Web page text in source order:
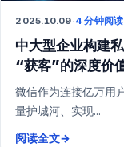
2025.10.09·4 分钟阅读
中大型企业构建
“获客”的深度价
微信作为连接亿万用
量护城河、实现...
阅读全文→